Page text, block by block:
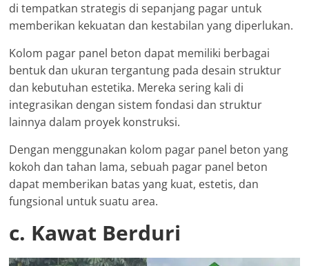
di tempatkan strategis di sepanjang pagar untuk
memberikan kekuatan dan kestabilan yang diperlukan.
Kolom pagar panel beton dapat memiliki berbagai
bentuk dan ukuran tergantung pada desain struktur
dan kebutuhan estetika. Mereka sering kali di
integrasikan dengan sistem fondasi dan struktur
lainnya dalam proyek konstruksi.
Dengan menggunakan kolom pagar panel beton yang
kokoh dan tahan lama, sebuah pagar panel beton
dapat memberikan batas yang kuat, estetis, dan
fungsional untuk suatu area.
c. Kawat Berduri